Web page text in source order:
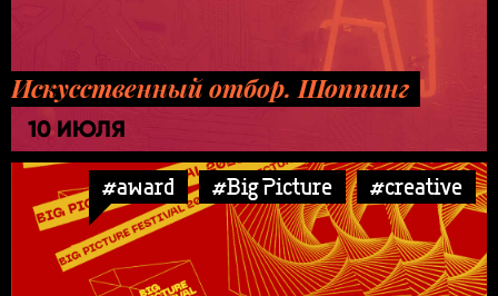
Искусственный отбор. Шоппинг
10 ИЮЛЯ
#award #Big Picture #creative